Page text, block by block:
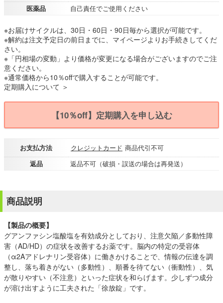
医薬品
自己責任でご使用ください
※お届けサイクルは、30日・60日・90日毎から選択が可能です。
※解約は注文予定日の前日までに、マイページよりお手続きしてくだ
さい。
※「円相場の変動」より価格が変更になる場合がございますのでご注
意ください。
※通常価格から10％offで購入することが可能です。
定期購入について ＞
【10％off】定期購入を申し込む
お支払方法 クレジットカード 商品代引不可
返品
返品不可（破損・誤送の場合は再発送）
商品説明
【製品の概要】
グアンファシン塩酸塩を有効成分としており、注意欠陥／多動性障
害（AD/HD）の症状を改善するお薬です。脳内の特定の受容体
（α2Aアドレナリン受容体）に働きかけることで、情報の伝達を調
整し、落ち着きがない（多動性）、順番を待てない（衝動性）、気
が散りやすい（不注意）といった症状を和らげます。少しずつ成分
が溶け出すように工夫された「徐放錠」です。